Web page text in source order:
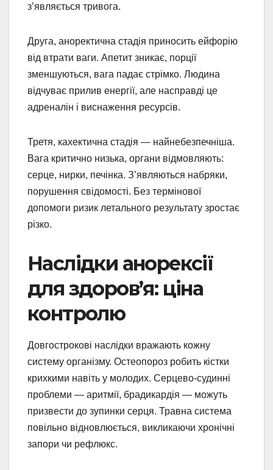
з’являється тривога.
Друга, аноректична стадія приносить ейфорію
від втрати ваги. Апетит зникає, порції
зменшуються, вага падає стрімко. Людина
відчуває прилив енергії, але насправді це
адреналін і виснаження ресурсів.
Третя, кахектична стадія — найнебезпечніша.
Вага критично низька, органи відмовляють:
серце, нирки, печінка. З’являються набряки,
порушення свідомості. Без термінової
допомоги ризик летального результату зростає
різко.
Наслідки анорексії
для здоров’я: ціна
контролю
Довгострокові наслідки вражають кожну
систему організму. Остеопороз робить кістки
крихкими навіть у молодих. Серцево-судинні
проблеми — аритмії, брадикардія — можуть
призвести до зупинки серця. Травна система
повільно відновлюється, викликаючи хронічні
запори чи рефлюкс.